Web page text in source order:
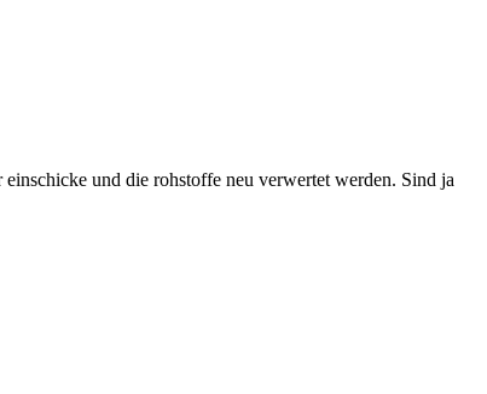
und die rohstoffe neu verwertet werden. Sind ja